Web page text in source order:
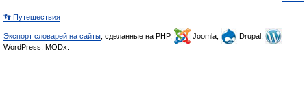
👣 Путешествия
Экспорт словарей на сайты , сделанные на PHP, Joomla,
Drupal,
WordPress, MODx.